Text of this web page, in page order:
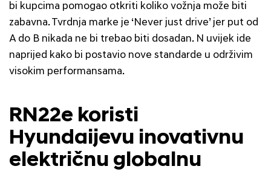
bi kupcima pomogao otkriti koliko vožnja može biti
zabavna. Tvrdnja marke je ‘Never just drive’ jer put od
A do B nikada ne bi trebao biti dosadan. N uvijek ide
naprijed kako bi postavio nove standarde u održivim
visokim performansama.
RN22e koristi
Hyundaijevu inovativnu
električnu globalnu